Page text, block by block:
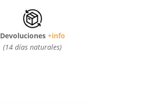
Devoluciones +info
(14 días naturales)